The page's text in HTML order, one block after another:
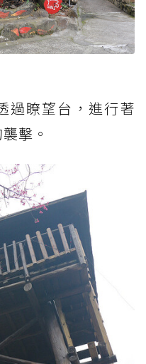
過瞭望台，進行著
擊。